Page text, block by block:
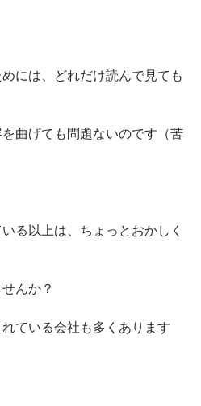
には、どれだけ読んで見ても
曲げても問題ないのです（苦
る以上は、ちょっとおかしく
んか？
ている会社も多くあります